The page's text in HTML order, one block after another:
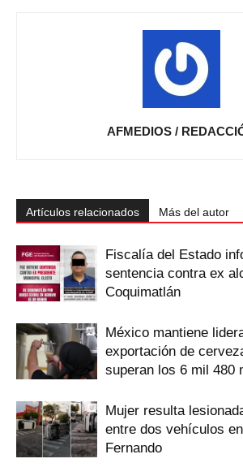
AFMEDIOS /
Artículos relacionados Más del autor
Fiscalía del Estado
sentencia contra ex
Coquimatlán
México mantiene
exportación de
superan los 6 mil 480
Mujer resulta
entre dos vehículos
Fernando